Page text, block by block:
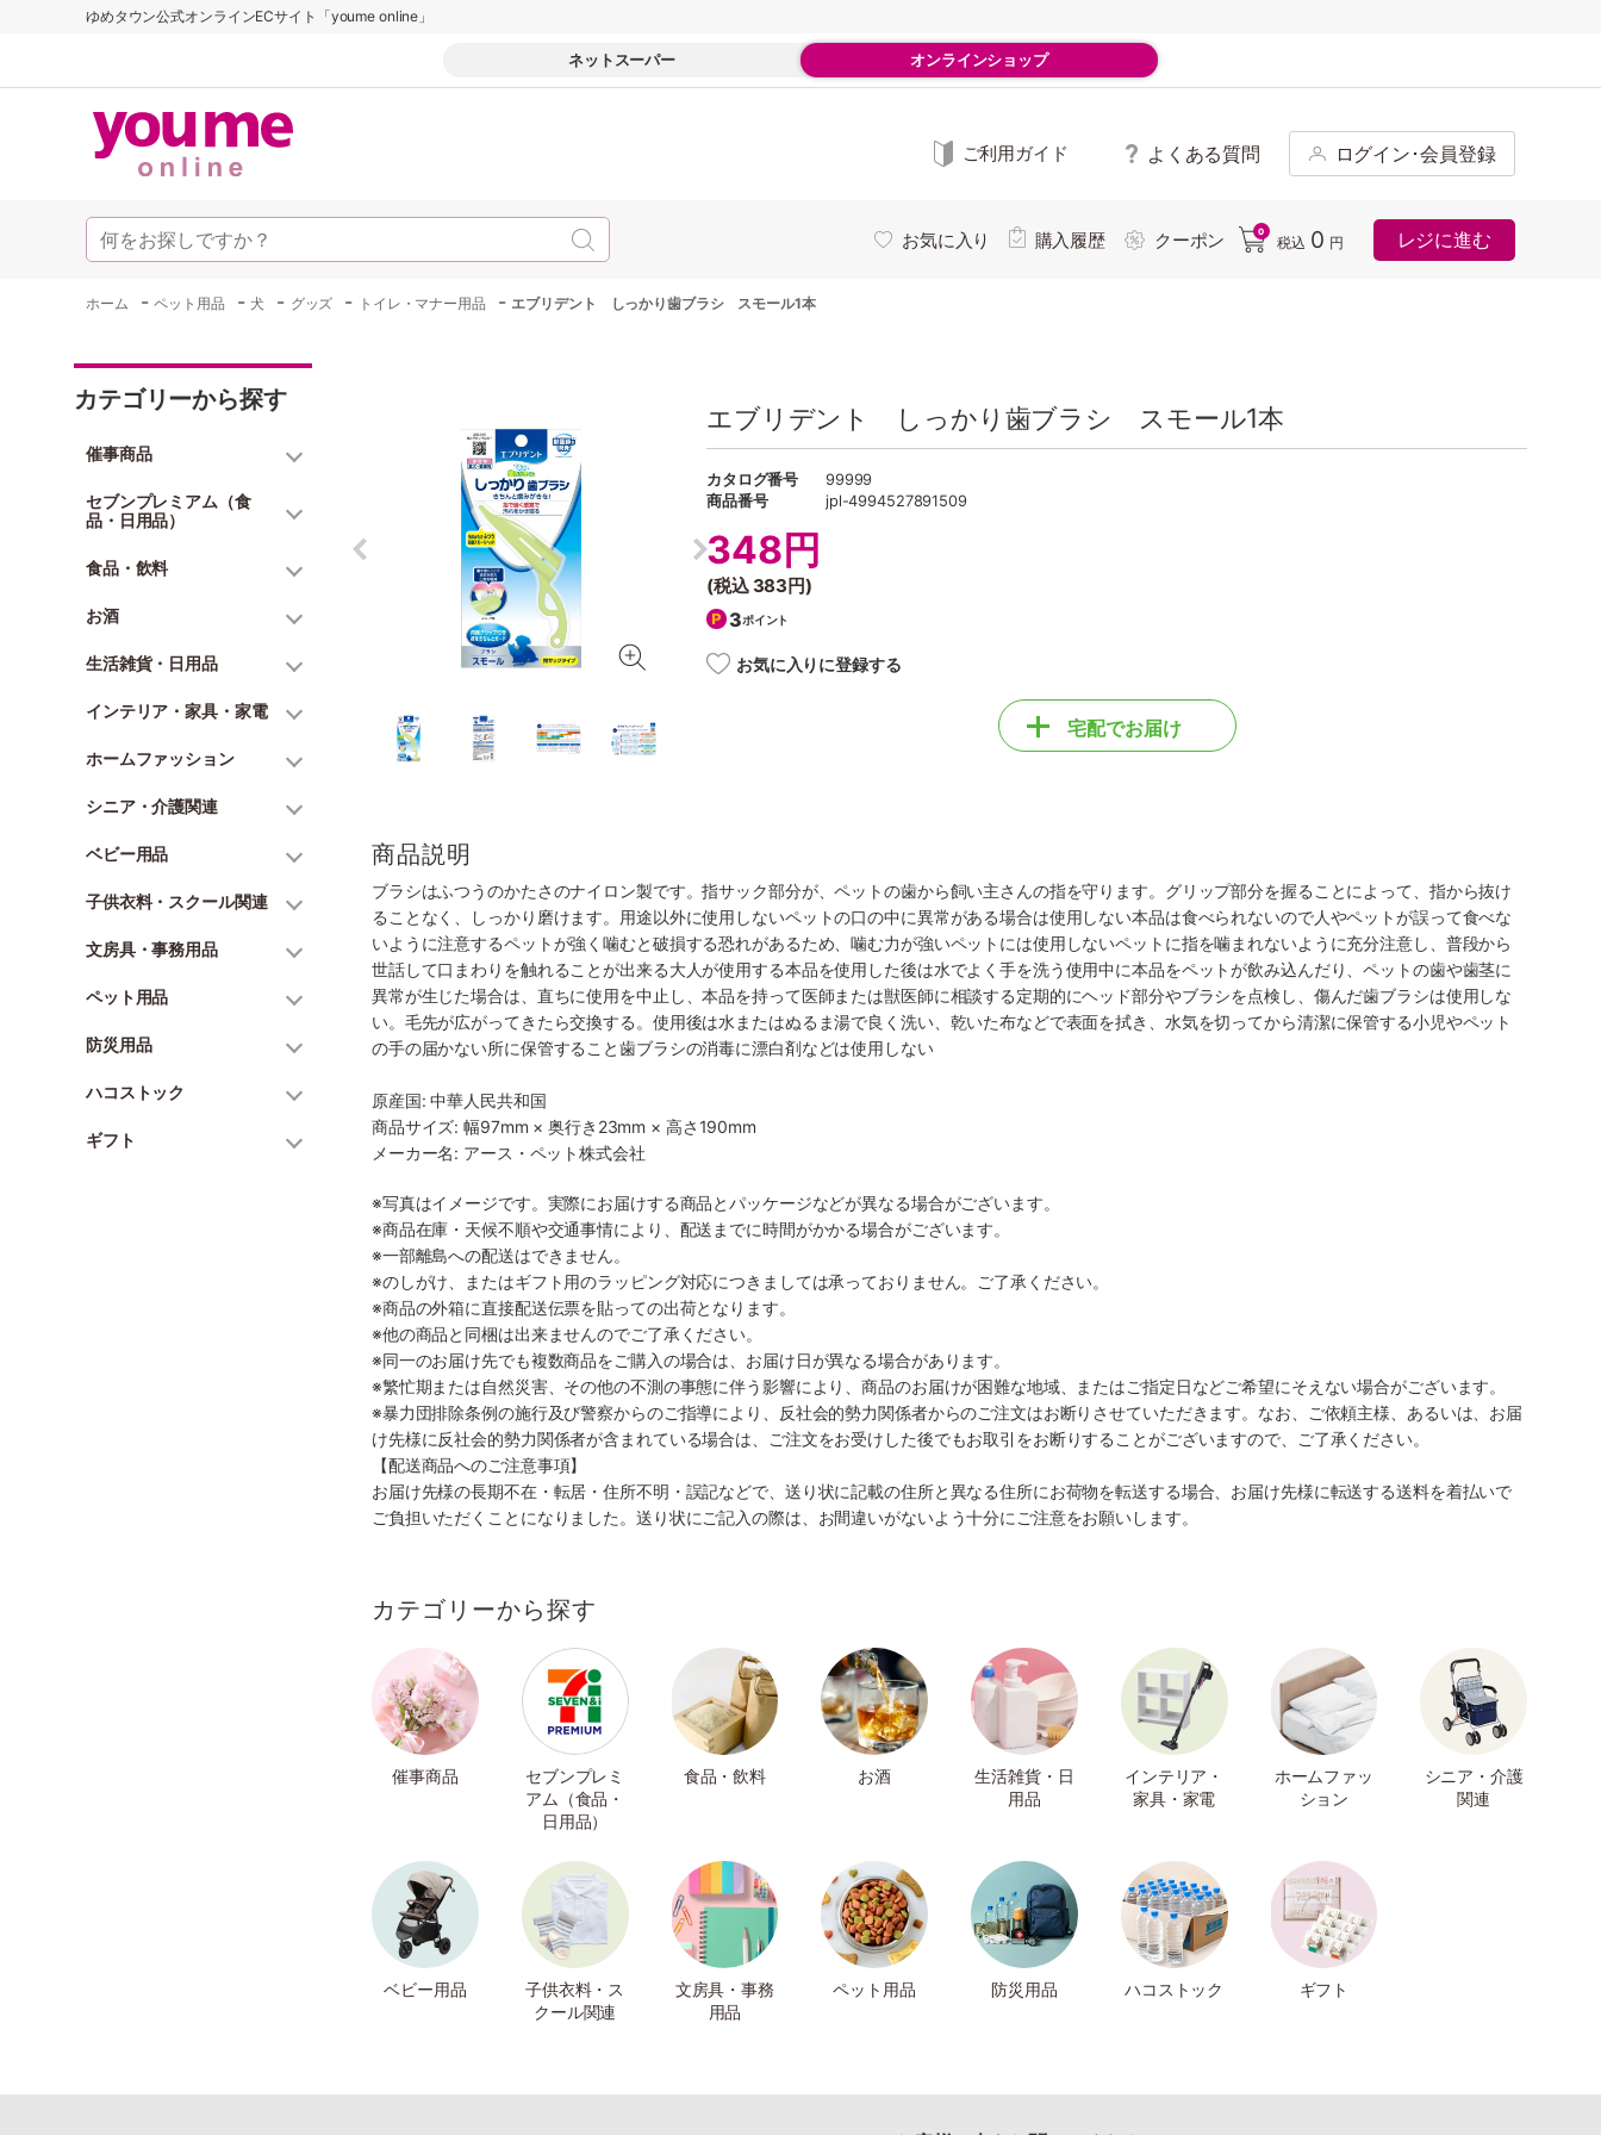
ゆめタウン公式オンラインECサイト「youme online」
ネットスーパー オンラインショップ
ご利用ガイド よくある質問 ログイン･会員登録
お気に入り 購入履歴 クーポン 0
税込 0 円 レジに進む
ホーム -ペット用品 -犬 - グッズ - トイレ・マナー用品 - エブリデント しっかり歯ブラシ スモール1本
カテゴリーから探す
催事商品
セブンプレミアム（食
品・日用品）
食品・飲料
お酒
生活雑貨・日用品
インテリア・家具・家電
ホームファッション
シニア・介護関連
ベビー用品
子供衣料・スクール関連
文房具・事務用品
ペット用品
防災用品
ハコストック
ギフト
エブリデント しっかり歯ブラシ スモール1本
カタログ番号
99999
商品番号
jpl-4994527891509
348円
(税込 383円)
3ポイント
お気に入りに登録する
宅配でお届け
商品説明
ブラシはふつうのかたさのナイロン製です。指サック部分が、ペットの歯から飼い主さんの指を守ります。グリップ部分を握ることによって、指から抜け
ることなく、しっかり磨けます。用途以外に使用しないペットの口の中に異常がある場合は使用しない本品は食べられないので人やペットが誤って食べな
いように注意するペットが強く噛むと破損する恐れがあるため、噛む力が強いペットには使用しないペットに指を噛まれないように充分注意し、普段から
世話して口まわりを触れることが出来る大人が使用する本品を使用した後は水でよく手を洗う使用中に本品をペットが飲み込んだり、ペットの歯や歯茎に
異常が生じた場合は、直ちに使用を中止し、本品を持って医師または獣医師に相談する定期的にヘッド部分やブラシを点検し、傷んだ歯ブラシは使用しな
い。毛先が広がってきたら交換する。使用後は水またはぬるま湯で良く洗い、乾いた布などで表面を拭き、水気を切ってから清潔に保管する小児やペット
の手の届かない所に保管すること歯ブラシの消毒に漂白剤などは使用しない
原産国: 中華人民共和国
商品サイズ: 幅97mm × 奥行き23mm × 高さ190mm
メーカー名: アース・ペット株式会社
※写真はイメージです。実際にお届けする商品とパッケージなどが異なる場合がございます。
※商品在庫・天候不順や交通事情により、配送までに時間がかかる場合がございます。
※一部離島への配送はできません。
※のしがけ、またはギフト用のラッピング対応につきましては承っておりません。ご了承ください。
※商品の外箱に直接配送伝票を貼っての出荷となります。
※他の商品と同梱は出来ませんのでご了承ください。
※同一のお届け先でも複数商品をご購入の場合は、お届け日が異なる場合があります。
※繁忙期または自然災害、その他の不測の事態に伴う影響により、商品のお届けが困難な地域、またはご指定日などご希望にそえない場合がございます。
※暴力団排除条例の施行及び警察からのご指導により、反社会的勢力関係者からのご注文はお断りさせていただきます。なお、ご依頼主様、あるいは、お届
け先様に反社会的勢力関係者が含まれている場合は、ご注文をお受けした後でもお取引をお断りすることがございますので、ご了承ください。
【配送商品へのご注意事項】
お届け先様の長期不在・転居・住所不明・誤記などで、送り状に記載の住所と異なる住所にお荷物を転送する場合、お届け先様に転送する送料を着払いで
ご負担いただくことになりました。送り状にご記入の際は、お間違いがないよう十分にご注意をお願いします。
カテゴリーから探す
催事商品
セブンプレミ
アム（食品・
日用品）
食品・飲料 お酒
生活雑貨・日
用品
インテリア・
家具・家電
ホームファッ
ション
シニア・介護
関連
ベビー用品
子供衣料・ス
クール関連
文房具・事務
用品
ペット用品 防災用品 ハコストック ギフト